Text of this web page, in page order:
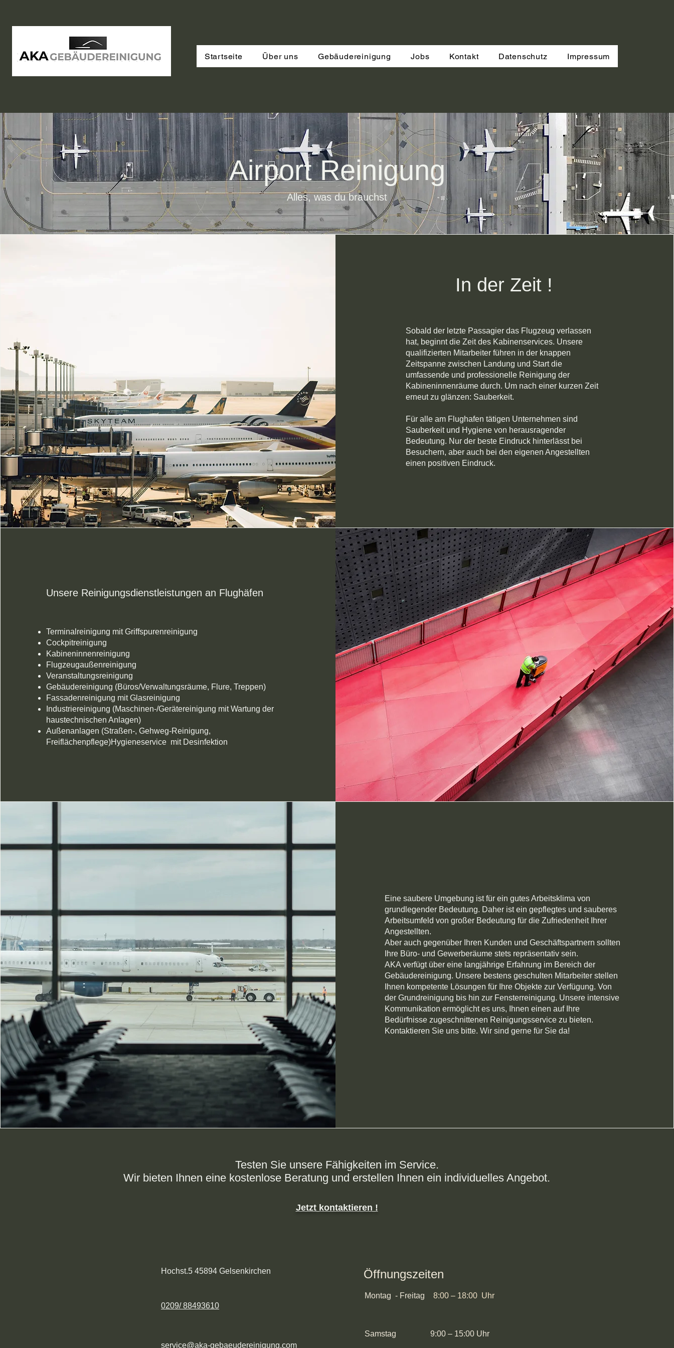
Startseite Über uns Gebäudereinigung Jobs Kontakt Datenschutz Impressum
Airport Reinigung
Alles, was du brauchst
In der Zeit !
Sobald der letzte Passagier das Flugzeug verlassen
hat, beginnt die Zeit des Kabinenservices. Unsere
qualifizierten Mitarbeiter führen in der knappen
Zeitspanne zwischen Landung und Start die
umfassende und professionelle Reinigung der
Kabineninnenräume durch. Um nach einer kurzen Zeit
erneut zu glänzen: Sauberkeit.
Für alle am Flughafen tätigen Unternehmen sind
Sauberkeit und Hygiene von herausragender
Bedeutung. Nur der beste Eindruck hinterlässt bei
Besuchern, aber auch bei den eigenen Angestellten
einen positiven Eindruck.
Unsere Reinigungsdienstleistungen an Flughäfen
Terminalreinigung mit Griffspurenreinigung
Cockpitreinigung
Kabineninnenreinigung
Flugzeugaußenreinigung
Veranstaltungsreinigung
Gebäudereinigung (Büros/Verwaltungsräume, Flure, Treppen)
Fassadenreinigung mit Glasreinigung
Industriereinigung (Maschinen-/Gerätereinigung mit Wartung der
haustechnischen Anlagen)
Außenanlagen (Straßen-, Gehweg-Reinigung,
Freiflächenpflege)Hygieneservice mit Desinfektion
Eine saubere Umgebung ist für ein gutes Arbeitsklima von
grundlegender Bedeutung. Daher ist ein gepflegtes und sauberes
Arbeitsumfeld von großer Bedeutung für die Zufriedenheit Ihrer
Angestellten.
Aber auch gegenüber Ihren Kunden und Geschäftspartnern sollten
Ihre Büro- und Gewerberäume stets repräsentativ sein.
AKA verfügt über eine langjährige Erfahrung im Bereich der
Gebäudereinigung. Unsere bestens geschulten Mitarbeiter stellen
Ihnen kompetente Lösungen für Ihre Objekte zur Verfügung. Von
der Grundreinigung bis hin zur Fensterreinigung. Unsere intensive
Kommunikation ermöglicht es uns, Ihnen einen auf Ihre
Bedürfnisse zugeschnittenen Reinigungsservice zu bieten.
Kontaktieren Sie uns bitte. Wir sind gerne für Sie da!
Testen Sie unsere Fähigkeiten im Service.
Wir bieten Ihnen eine kostenlose Beratung und erstellen Ihnen ein individuelles Angebot.
Jetzt kontaktieren !
Hochst.5 45894 Gelsenkirchen
0209/ 88493610
service@aka-gebaeudereinigung.com
Öffnungszeiten
Montag - Freitag 8:00 – 18:00 Uhr
Samstag 9:00 – 15:00 Uhr